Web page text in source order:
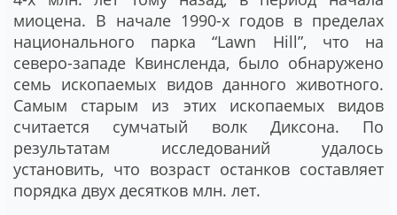
миоцена. В начале 1990-х годов в пределах
национального парка “Lawn Hill”, что на
северо-западе Квинсленда, было обнаружено
семь ископаемых видов данного животного.
Самым старым из этих ископаемых видов
считается сумчатый волк Диксона. По
результатам исследований удалось
установить, что возраст останков составляет
порядка двух десятков млн. лет.